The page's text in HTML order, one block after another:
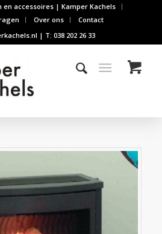
en accessoires | Kamper Kachels
Over ons
Contact
| T: 038 202 26 33